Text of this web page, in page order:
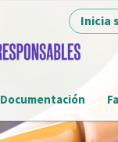
Inicia
Documentación